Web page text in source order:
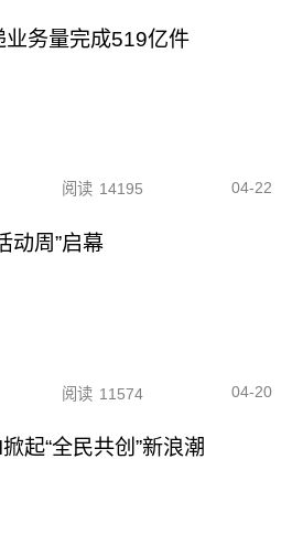
务量完成519亿件
阅读 14195 04-22
动周”启幕
阅读 11574 04-20
起“全民共创”新浪潮